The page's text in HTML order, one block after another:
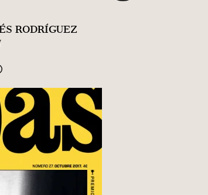
RODRÍGUEZ